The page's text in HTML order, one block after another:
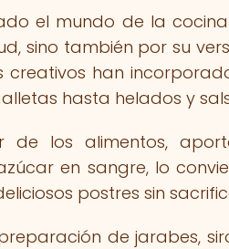
el mundo de la
sino también por su
creativos han
hasta helados y
los alimentos,
en sangre, lo
postres sin
de jarabes,